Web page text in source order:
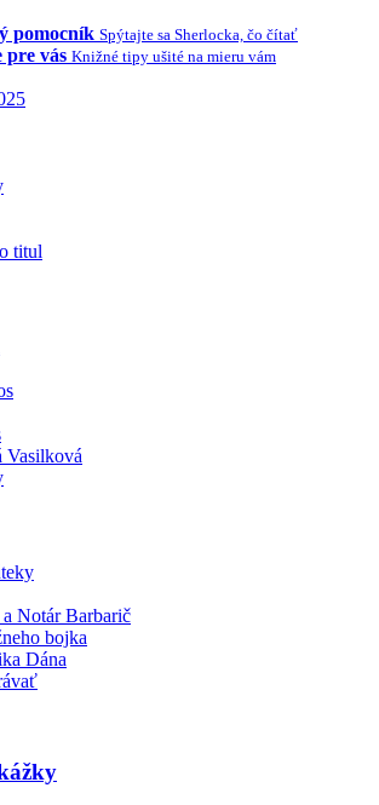
pomocník Spýtajte sa Sherlocka, čo čítať
pre vás Knižné tipy ušité na mieru vám
titul
Vasilková
Notár Barbarič
bojka
Dána